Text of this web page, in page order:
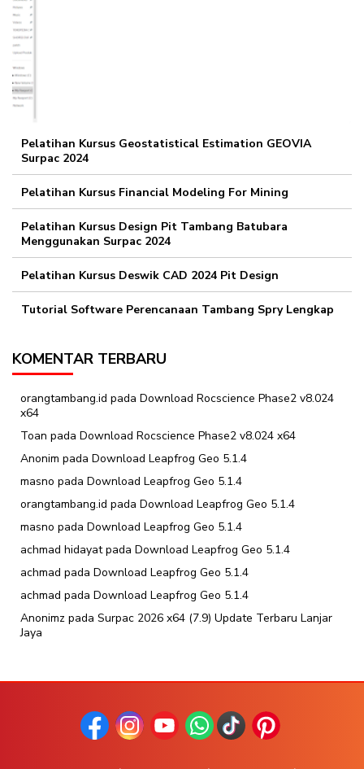
Pelatihan Kursus Geostatistical Estimation GEOVIA
Surpac 2024
Pelatihan Kursus Financial Modeling For Mining
Pelatihan Kursus Design Pit Tambang Batubara
Menggunakan Surpac 2024
Pelatihan Kursus Deswik CAD 2024 Pit Design
Tutorial Software Perencanaan Tambang Spry Lengkap
KOMENTAR TERBARU
orangtambang.id pada Download Rocscience Phase2 v8.024
x64
Toan pada Download Rocscience Phase2 v8.024 x64
Anonim pada Download Leapfrog Geo 5.1.4
masno pada Download Leapfrog Geo 5.1.4
orangtambang.id pada Download Leapfrog Geo 5.1.4
masno pada Download Leapfrog Geo 5.1.4
achmad hidayatpada Download Leapfrog Geo 5.1.4
achmad pada Download Leapfrog Geo 5.1.4
achmad pada Download Leapfrog Geo 5.1.4
Anonimz pada Surpac 2026 x64 (7.9) Update Terbaru Lanjar
Jaya